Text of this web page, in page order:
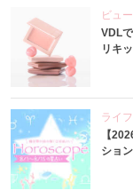
ビュ
VDL
リキ
ライ
【
ショ